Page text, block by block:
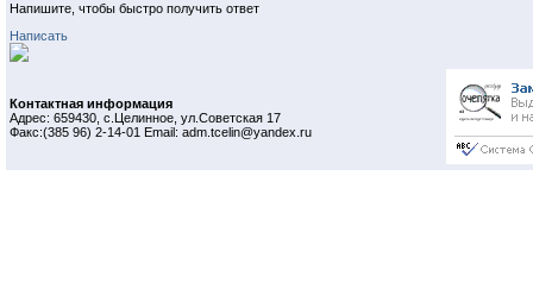
Напишите, чтобы быстро получить ответ
Написать
Контактная информация
Адрес: 659430, с.Целинное, ул.Советская 17
Факс:(385 96) 2-14-01 Email: adm.tcelin@yandex.ru